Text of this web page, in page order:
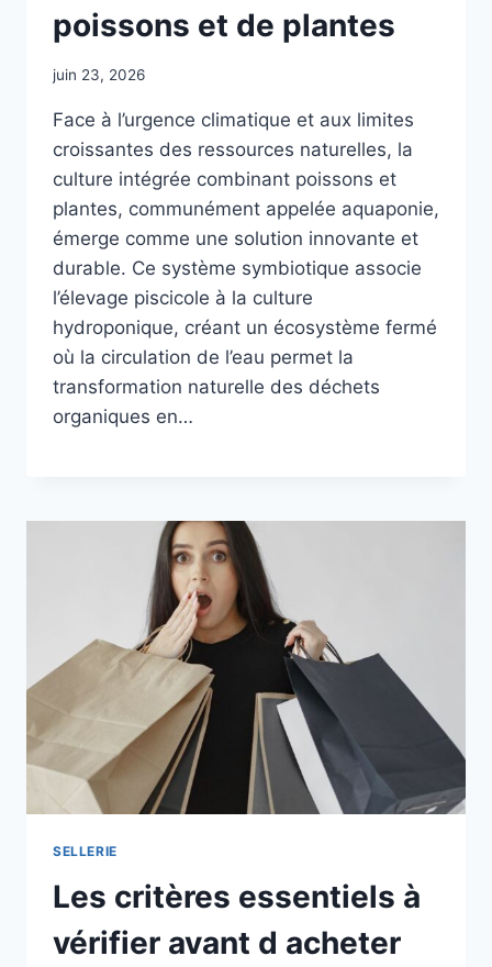
poissons et de plantes
juin 23, 2026
Face à l’urgence climatique et aux limites
croissantes des ressources naturelles, la
culture intégrée combinant poissons et
plantes, communément appelée aquaponie,
émerge comme une solution innovante et
durable. Ce système symbiotique associe
l’élevage piscicole à la culture
hydroponique, créant un écosystème fermé
où la circulation de l’eau permet la
transformation naturelle des déchets
organiques en…
SELLERIE
Les critères essentiels à
vérifier avant d acheter